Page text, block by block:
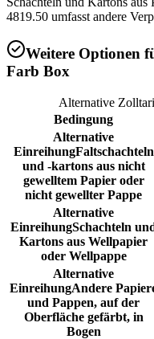
4819.50 umfasst andere
Weitere Optionen
Farb Box
Alternative
Bedingung
Alternative
EinreihungFaltschachteln
und -kartons aus nicht
gewelltem Papier oder
nicht gewellter Pappe
Alternative
EinreihungSchachteln
Kartons aus Wellpapier
oder Wellpappe
Alternative
EinreihungAndere
und Pappen, auf der
Oberfläche gefärbt, in
Bogen